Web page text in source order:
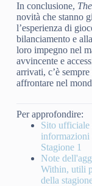
In conclusione,
novità che stanno
l’esperienza di
bilanciamento e
loro impegno nel
avvincente e
arrivati, c’è
affrontare nel
Per approfondire:
Sito
informazioni
Stagione 1
Note
Within, utili
della